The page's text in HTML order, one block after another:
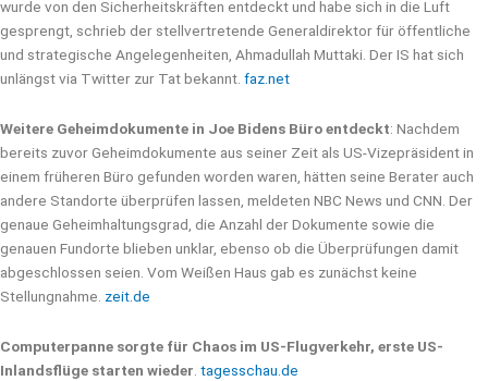
wurde von den Sicherheitskräften entdeckt und habe sich in die Luft
gesprengt, schrieb der stellvertretende Generaldirektor für öffentliche
und strategische Angelegenheiten, Ahmadullah Muttaki. Der IS hat sich
unlängst via Twitter zur Tat bekannt. faz.net
Weitere Geheimdokumente in Joe Bidens Büro entdeckt: Nachdem
bereits zuvor Geheimdokumente aus seiner Zeit als US-Vizepräsident in
einem früheren Büro gefunden worden waren, hätten seine Berater auch
andere Standorte überprüfen lassen, meldeten NBC News und CNN. Der
genaue Geheimhaltungsgrad, die Anzahl der Dokumente sowie die
genauen Fundorte blieben unklar, ebenso ob die Überprüfungen damit
abgeschlossen seien. Vom Weißen Haus gab es zunächst keine
Stellungnahme. zeit.de
Computerpanne sorgte für Chaos im US-Flugverkehr, erste US-
Inlandsflüge starten wieder. tagesschau.de